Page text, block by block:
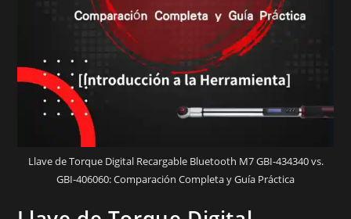
Llave de Torque Digital Recargable Bluetooth M7 GBI-434340 vs.
GBI-406060: Comparación Completa y Guía Práctica